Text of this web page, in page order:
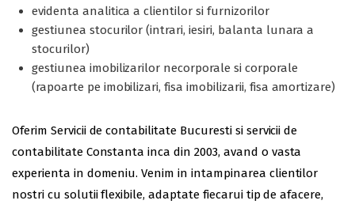
evidenta analitica a clientilor si furnizorilor
gestiunea stocurilor (intrari, iesiri, balanta lunara a
stocurilor)
gestiunea imobilizarilor necorporale si corporale
(rapoarte pe imobilizari, fisa imobilizarii, fisa amortizare)
Oferim Servicii de contabilitate Bucuresti si servicii de
contabilitate Constanta inca din 2003, avand o vasta
experienta in domeniu. Venim in intampinarea clientilor
nostri cu solutii flexibile, adaptate fiecarui tip de afacere,